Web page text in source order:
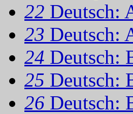
22 Deutsch:
23 Deutsch:
24 Deutsch:
25 Deutsch:
26 Deutsch: